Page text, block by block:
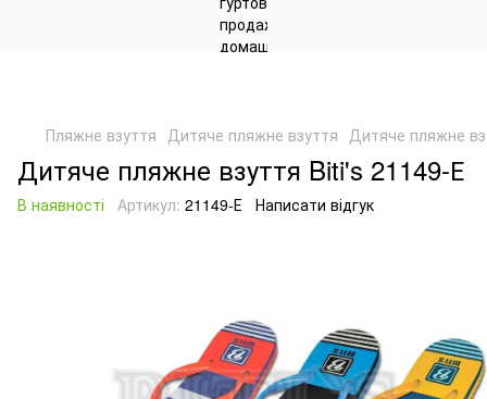
Пляжне взуття Дитяче пляжне взуття Дитяче пляжне
Дитяче пляжне взуття Biti's 21149-Е
В наявності Артикул: 21149-Е Написати відгук